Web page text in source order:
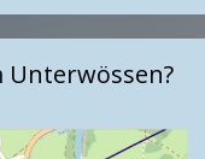
Unterwössen?